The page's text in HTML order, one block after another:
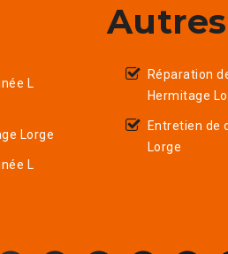
L
Lorge
L
Réparation
Hermitage
Entretien de
Lorge